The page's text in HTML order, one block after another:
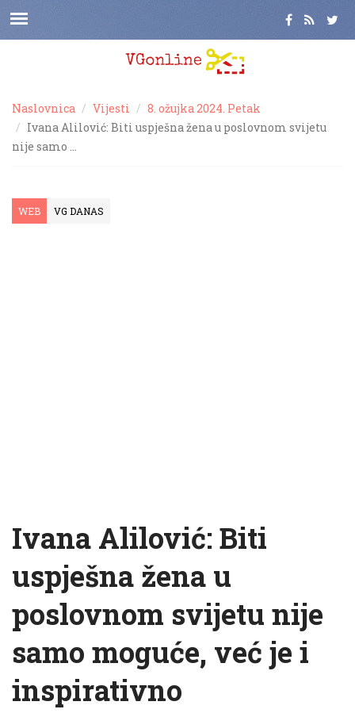
Naslovnica Vijesti
8. ožujka 2024. Petak
Ivana Alilović: Biti uspješna žena u poslovnom svijetu
nije samo …
WEB VG DANAS
Ivana Alilović: Biti
uspješna žena u
poslovnom svijetu nije
samo moguće, već je i
inspirativno